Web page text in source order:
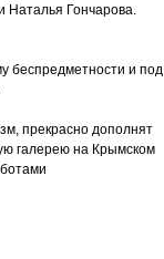
Наталья Гончарова.
беспредметности и под
прекрасно дополнят
галерею на Крымском